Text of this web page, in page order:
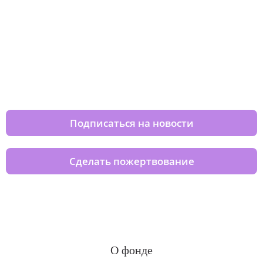
Подписаться на новости
Сделать пожертвование
О фонде